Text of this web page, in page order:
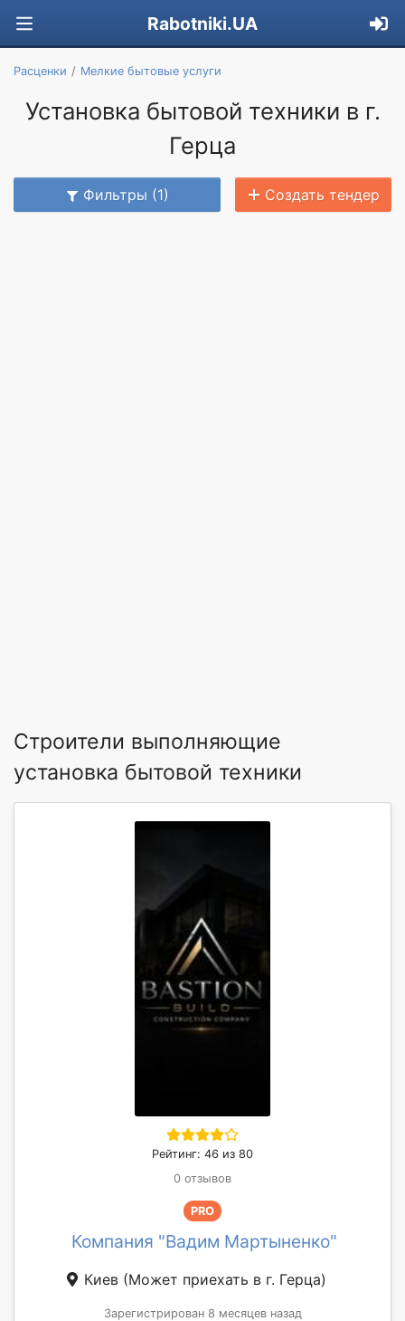
Rabotniki.UA
Расценки Мелкие бытовые услуги
Установка бытовой техники в г.
Герца
Фильтры (1) Создать тендер
Строители выполняющие
установка бытовой техники
Рейтинг: 46 из 80
0 отзывов
PRO
Компания "Вадим Мартыненко"
Киев (Может приехать в г. Герца)
Зарегистрирован 8 месяцев назад